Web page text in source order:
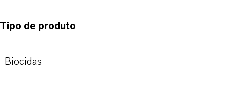
Tipo de produto
Biocidas